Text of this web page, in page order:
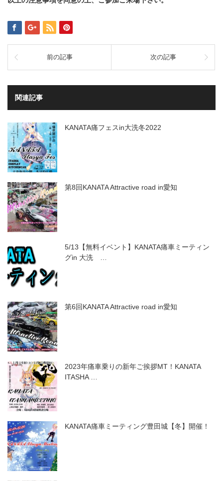
前の記事 次の記事
関連記事
KANATA痛フェスin大洗冬2022
第8回KANATA Attractive road in愛知
5/13【無料イベント】KANATA痛車ミーティン
グin 大洗 …
第6回KANATA Attractive road in愛知
2023年痛車乗りの新年ご挨拶MT！KANATA
ITASHA …
KANATA痛車ミーティング豊田城【冬】開催！